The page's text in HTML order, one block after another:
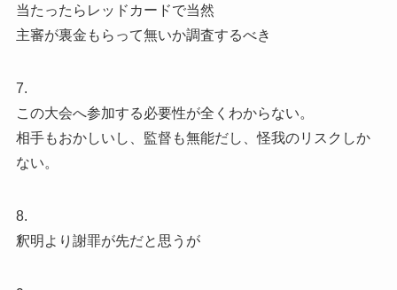
当たったらレッドカードで当然
主審が裏金もらって無いか調査するべき
7.
この大会へ参加する必要性が全くわからない。
相手もおかしいし、監督も無能だし、怪我のリスクしか
ない。
8.
釈明より謝罪が先だと思うが